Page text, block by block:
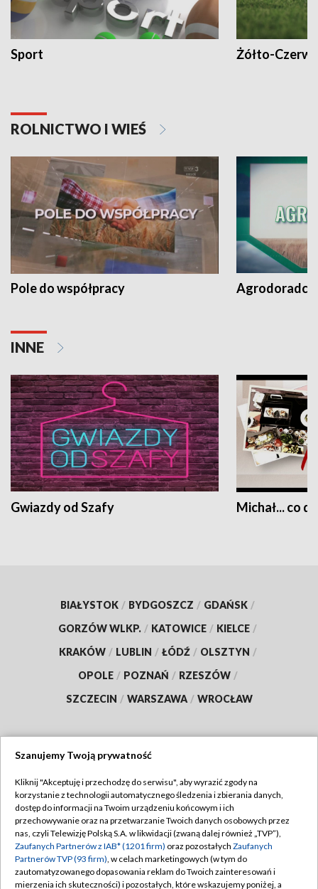
Sport Żółto-
ROLNICTWO I WIEŚ
Pole do współpracy Agrodoradcy
INNE
Gwiazdy od Szafy Michał... co
BIAŁYSTOK / BYDGOSZCZ / GDAŃSK /
GORZÓW WLKP. / KATOWICE / KIELCE /
KRAKÓW / LUBLIN / ŁÓDŹ / OLSZTYN /
OPOLE / POZNAŃ / RZESZÓW /
SZCZECIN / WARSZAWA / WROCŁAW
TVP
Abonament TVP
Emisja w TVP
Centrum informacji TVP
Regulamin TVP
Polityka prywatności
Moje zgody
Szanujemy Twoją prywatność
Kliknij "Akceptuję i przechodzę do serwisu", aby wyrazić zgody na
korzystanie z technologii automatycznego śledzenia i zbierania danych,
dostęp do informacji na Twoim urządzeniu końcowym i ich
przechowywanie oraz na przetwarzanie Twoich danych osobowych przez
nas, czyli Telewizję Polską S.A. w likwidacji (zwaną dalej również „TVP”),
Zaufanych Partnerów z IAB* (1201 firm) oraz pozostałych Zaufanych
Partnerów TVP (93 firm), w celach marketingowych (w tym do
zautomatyzowanego dopasowania reklam do Twoich zainteresowań i
mierzenia ich skuteczności) i pozostałych, które wskazujemy poniżej, a